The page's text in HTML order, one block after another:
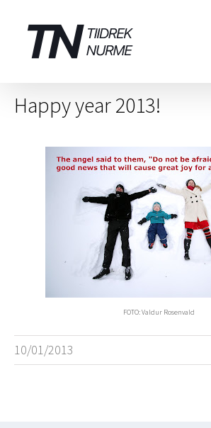
content
Happy year 2013!
FOTO: Valdur Rosenvald
10/01/2013